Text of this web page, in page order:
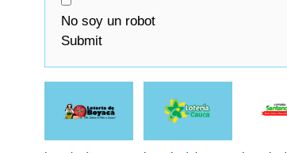
No soy un robot
Submit